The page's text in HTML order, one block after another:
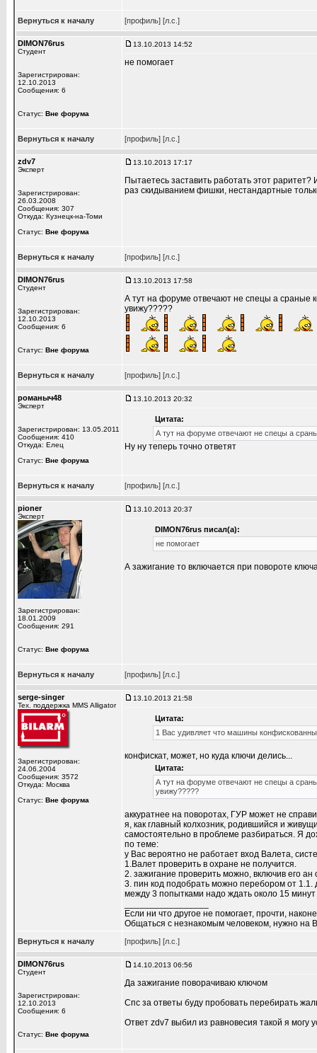
Вернуться к началу [профиль] [л.с.]
DIMON76rus
Студент
Зарегистрирован:
12.10.2013
Сообщения: 6
Статус: Вне форума
13.10.2013 14:52
не помогает
Вернуться к началу [профиль] [л.с.]
zdv7
Эксперт
Зарегистрирован:
26.03.2008
Сообщения: 307
Откуда: Кузнецк-на-Томи
Статус: Вне форума
13.10.2013 17:17
Пытаетесь заставить работать этот
раз скидыванием фишки, нестандартные
Вернуться к началу [профиль] [л.с.]
DIMON76rus
Студент
Зарегистрирован:
12.10.2013
Сообщения: 6
Статус: Вне форума
13.10.2013 17:58
А тут на форуме отвечают не спецы а сраные
увижу?????
Вернуться к началу [профиль] [л.с.]
романыч48
Эксперт
Зарегистрирован: 13.05.2011
Сообщения: 410
Откуда: Елец
Статус: Вне форума
13.10.2013 20:32
Цитата:
А тут на форуме отвечают не спецы а
Ну ну теперь точно ответят
Вернуться к началу [профиль] [л.с.]
pioner
Эксперт
Зарегистрирован:
18.01.2009
Сообщения: 291
Статус: Вне форума
13.10.2013 20:37
DIMON76rus писал(а):
не помогает
А зажигание то включается при повороте
Вернуться к началу [профиль] [л.с.]
serge-singer
Тех. поддержка MMS Alligator
Зарегистрирован:
24.06.2004
Сообщения: 3572
Откуда: Москва
Статус: Вне форума
13.10.2013 21:58
Цитата:
1 Вас удивляет что машины
конфискат, может, но куда ключи делись...
Цитата:
А тут на форуме отвечают не спецы а
увижу?????
аккуратнее на поворотах, ГУР может не
я, как главный колхозник, родившийся и
самостоятельно в проблеме разбираться. Я
по теме:
у Вас вероятно не работает вход Валета,
1.Валет проверить в охране не получится.
2. зажигание проверить можно, включив его ан
3. пин код подобрать можно перебором от 1.1.
между 3 попытками надо ждать около 15 минут
Если ни что другое не помогает, прочти,
Общаться с незнакомым человеком, нужно на
Вернуться к началу [профиль] [л.с.]
DIMON76rus
Студент
Зарегистрирован:
12.10.2013
Сообщения: 6
Статус: Вне форума
14.10.2013 06:56
Да зажигание поворачиваю ключом
Спс за ответы буду пробовать перебирать
Ответ zdv7 выбил из равновесия такой я